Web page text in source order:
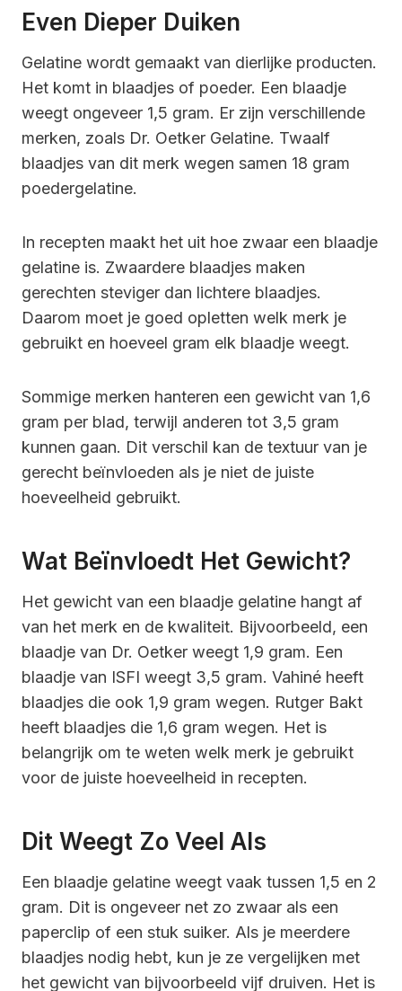
Even Dieper Duiken
Gelatine wordt gemaakt van dierlijke producten.
Het komt in blaadjes of poeder. Een blaadje
weegt ongeveer 1,5 gram. Er zijn verschillende
merken, zoals Dr. Oetker Gelatine. Twaalf
blaadjes van dit merk wegen samen 18 gram
poedergelatine.
In recepten maakt het uit hoe zwaar een blaadje
gelatine is. Zwaardere blaadjes maken
gerechten steviger dan lichtere blaadjes.
Daarom moet je goed opletten welk merk je
gebruikt en hoeveel gram elk blaadje weegt.
Sommige merken hanteren een gewicht van 1,6
gram per blad, terwijl anderen tot 3,5 gram
kunnen gaan. Dit verschil kan de textuur van je
gerecht beïnvloeden als je niet de juiste
hoeveelheid gebruikt.
Wat Beïnvloedt Het Gewicht?
Het gewicht van een blaadje gelatine hangt af
van het merk en de kwaliteit. Bijvoorbeeld, een
blaadje van Dr. Oetker weegt 1,9 gram. Een
blaadje van ISFI weegt 3,5 gram. Vahiné heeft
blaadjes die ook 1,9 gram wegen. Rutger Bakt
heeft blaadjes die 1,6 gram wegen. Het is
belangrijk om te weten welk merk je gebruikt
voor de juiste hoeveelheid in recepten.
Dit Weegt Zo Veel Als
Een blaadje gelatine weegt vaak tussen 1,5 en 2
gram. Dit is ongeveer net zo zwaar als een
paperclip of een stuk suiker. Als je meerdere
blaadjes nodig hebt, kun je ze vergelijken met
het gewicht van bijvoorbeeld vijf druiven. Het is